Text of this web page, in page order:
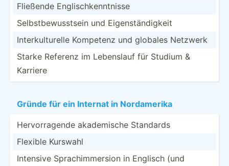
Fließende Englis­chk­enn­tnisse
Selbst­bew­uss­tsein und Eigens­tän­digkeit
Interk­ult­urelle Kompetenz und globales Netzwerk
Starke Referenz im Lebenslauf für Studium &
Karriere
Gründe für ein Internat in Nordam­erika
Hervor­ragende akadem­ische Standards
Flexible Kurswahl
Intensive Sprach­imm­ersion in Englisch (und